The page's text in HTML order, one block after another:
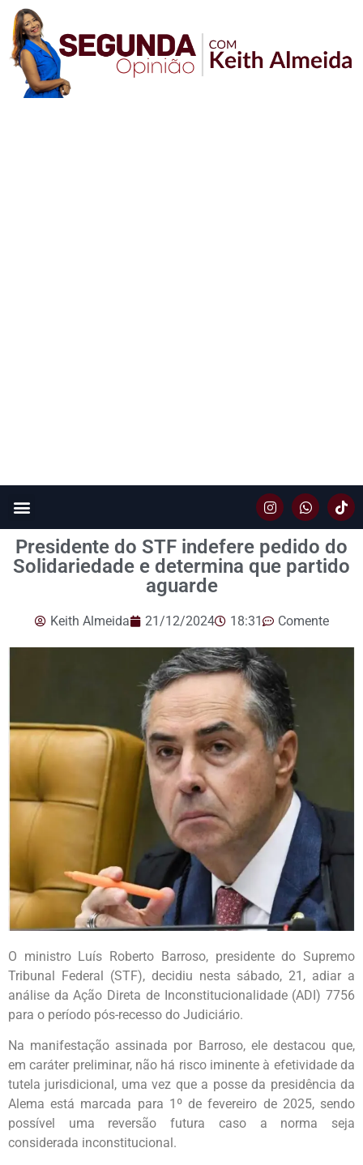
Presidente do STF indefere pedido do
Solidariedade e determina que partido
aguarde
Keith Almeida 21/12/2024 18:31 Comente
O ministro Luís Roberto Barroso, presidente do Supremo
Tribunal Federal (STF), decidiu nesta sábado, 21, adiar a
análise da Ação Direta de Inconstitucionalidade (ADI) 7756
para o período pós-recesso do Judiciário.
Na manifestação assinada por Barroso, ele destacou que,
em caráter preliminar, não há risco iminente à efetividade da
tutela jurisdicional, uma vez que a posse da presidência da
Alema está marcada para 1º de fevereiro de 2025, sendo
possível uma reversão futura caso a norma seja
considerada inconstitucional.